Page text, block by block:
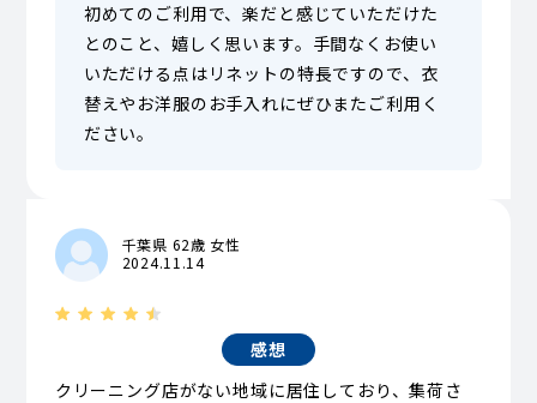
初めてのご利用で、楽だと感じていただけた
とのこと、嬉しく思います。手間なくお使い
いただける点はリネットの特長ですので、衣
替えやお洋服のお手入れにぜひまたご利用く
ださい。
千葉県 62歳 女性
2024.11.14
感想
クリーニング店がない地域に居住しており、集荷さ